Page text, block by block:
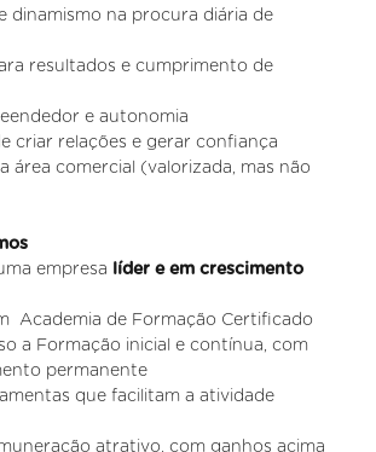
dinamismo na procura diária de
resultados e cumprimento de
e autonomia
criar relações e gerar confiança
área comercial (valorizada, mas não
empresa líder e em crescimento
Academia de Formação Certificado
a Formação inicial e contínua, com
permanente
que facilitam a atividade
atrativo, com ganhos acima